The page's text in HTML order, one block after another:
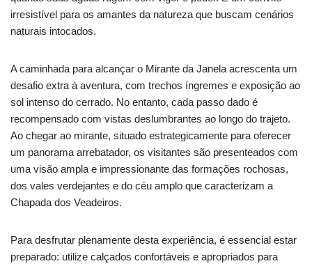
irresistível para os amantes da natureza que buscam cenários
naturais intocados.
A caminhada para alcançar o Mirante da Janela acrescenta um
desafio extra à aventura, com trechos íngremes e exposição ao
sol intenso do cerrado. No entanto, cada passo dado é
recompensado com vistas deslumbrantes ao longo do trajeto.
Ao chegar ao mirante, situado estrategicamente para oferecer
um panorama arrebatador, os visitantes são presenteados com
uma visão ampla e impressionante das formações rochosas,
dos vales verdejantes e do céu amplo que caracterizam a
Chapada dos Veadeiros.
Para desfrutar plenamente desta experiência, é essencial estar
preparado: utilize calçados confortáveis e apropriados para